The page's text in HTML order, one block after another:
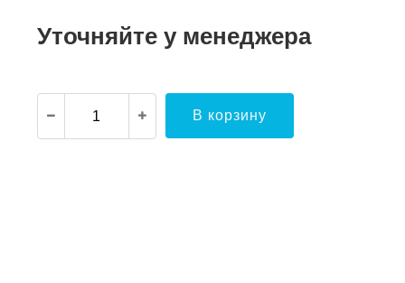
Уточняйте у менеджера
В корзину